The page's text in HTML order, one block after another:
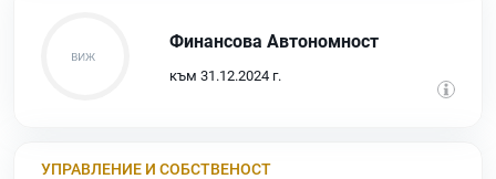
Финансова Автономност
към 31.12.2024 г.
УПРАВЛЕНИЕ И СОБСТВЕНОСТ